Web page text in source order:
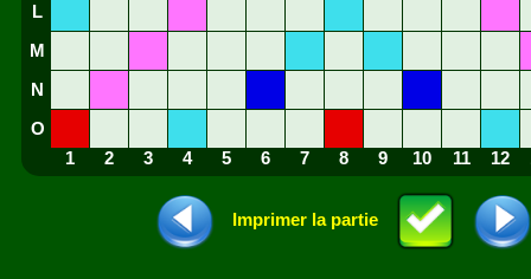
L
M
N
O
1
2 3 4 5 6 7 8 9 10 11 12
Imprimer la partie